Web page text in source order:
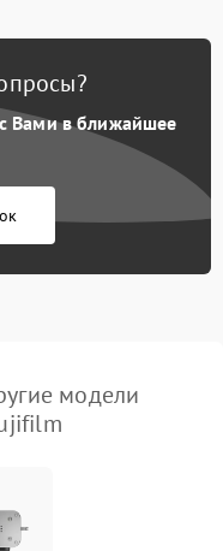
Вами в ближайшее
модели